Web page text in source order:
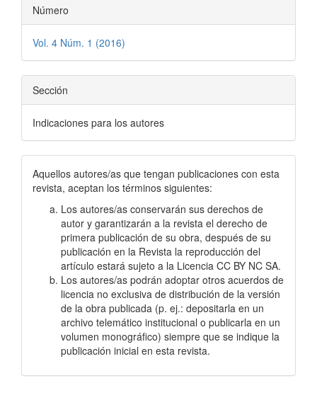
Número
Vol. 4 Núm. 1 (2016)
Sección
Indicaciones para los autores
Aquellos autores/as que tengan publicaciones con esta
revista, aceptan los términos siguientes:
Los autores/as conservarán sus derechos de
autor y garantizarán a la revista el derecho de
primera publicación de su obra, después de su
publicación en la Revista la reproducción del
artículo estará sujeto a la Licencia CC BY NC SA.
Los autores/as podrán adoptar otros acuerdos de
licencia no exclusiva de distribución de la versión
de la obra publicada (p. ej.: depositarla en un
archivo telemático institucional o publicarla en un
volumen monográfico) siempre que se indique la
publicación inicial en esta revista.